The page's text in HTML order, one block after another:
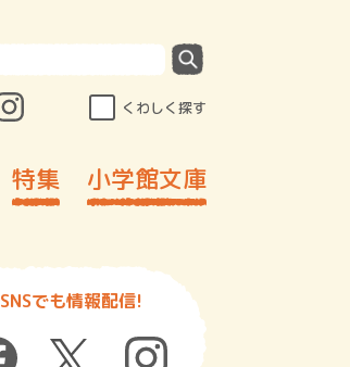
くわしく探す
特集 小学館文庫
SNSでも情報配信!